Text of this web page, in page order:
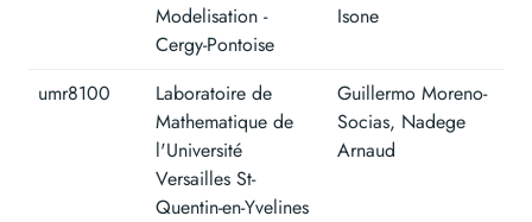
Modelisation -
Cergy-Pontoise
Isone
umr8100
Laboratoire de
Mathematique de
l'Université
Versailles St-
Quentin-en-Yvelines
Guillermo Moreno-
Socias, Nadege
Arnaud